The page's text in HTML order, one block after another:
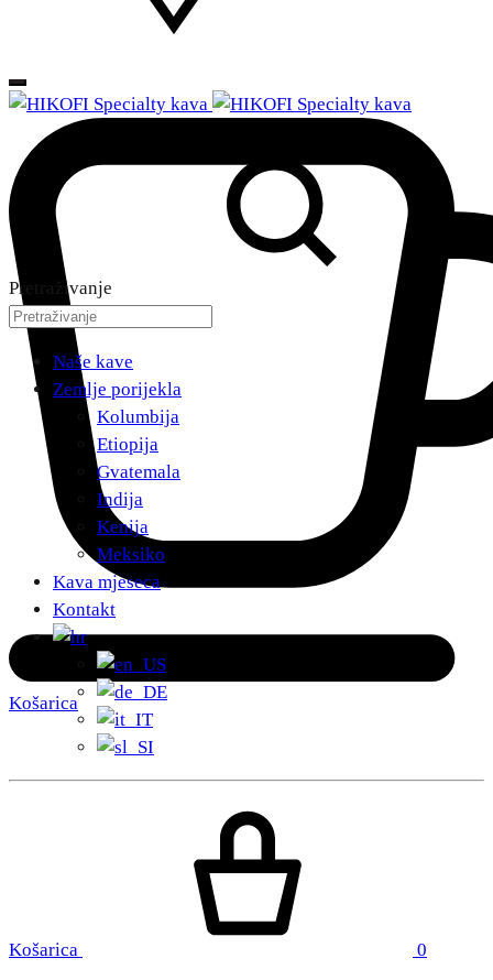
Košarica
Pretraživanje
Naše kave
Zemlje porijekla
Kolumbija
Etiopija
Gvatemala
Indija
Kenija
Meksiko
Kava mjeseca
Kontakt
Košarica 0